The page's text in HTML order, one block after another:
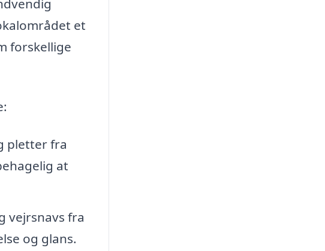
et
forskellige
pletter fra
at
vejrsnavs fra
og glans.